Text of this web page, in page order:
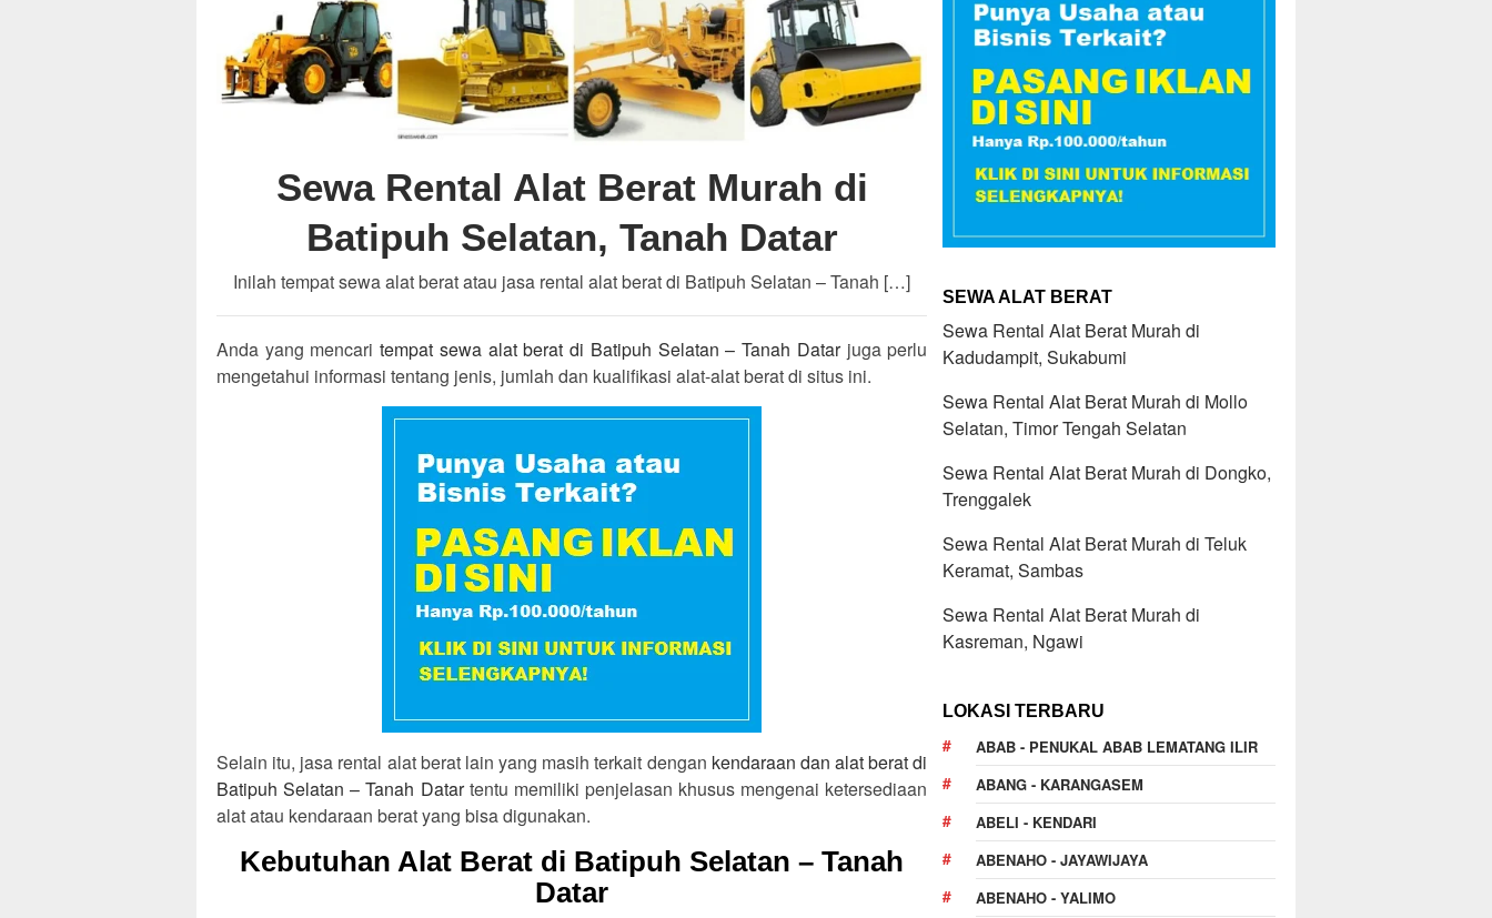
Sewa Rental Alat Berat Murah di
Batipuh Selatan, Tanah Datar
Inilah tempat sewa alat berat atau jasa rental alat berat di Batipuh Selatan – Tanah […]
Anda yang mencaritempat sewa alat berat di Batipuh Selatan – Tanah Datarjuga perlu
mengetahui informasi tentang jenis, jumlah dan kualifikasi alat-alat berat di situs ini.
Selain itu, jasa rental alat berat lain yang masih terkait dengan kendaraan dan alat berat di
Batipuh Selatan – Tanah Datartentu memiliki penjelasan khusus mengenai ketersediaan
alat atau kendaraan berat yang bisa digunakan.
Kebutuhan Alat Berat di Batipuh Selatan – Tanah
Datar
SEWA ALAT BERAT
Sewa Rental Alat Berat Murah di
Kadudampit, Sukabumi
Sewa Rental Alat Berat Murah di Mollo
Selatan, Timor Tengah Selatan
Sewa Rental Alat Berat Murah di Dongko,
Trenggalek
Sewa Rental Alat Berat Murah di Teluk
Keramat, Sambas
Sewa Rental Alat Berat Murah di
Kasreman, Ngawi
LOKASI TERBARU
ABAB - PENUKAL ABAB LEMATANG ILIR
ABANG - KARANGASEM
ABELI - KENDARI
ABENAHO - JAYAWIJAYA
ABENAHO - YALIMO